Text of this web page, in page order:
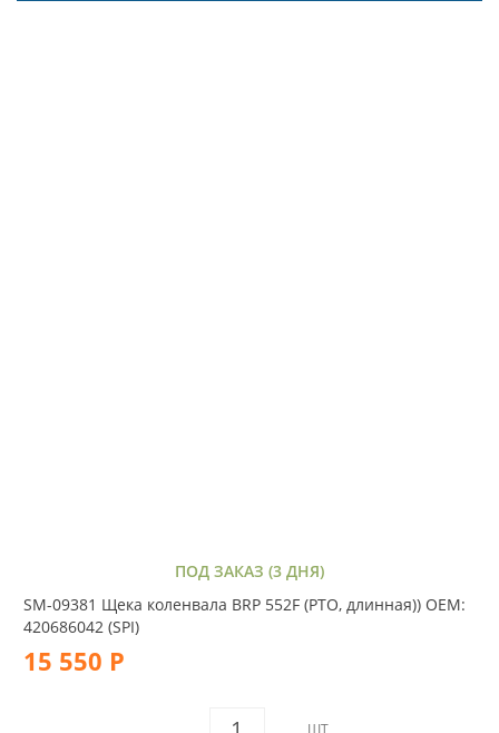
ПОД ЗАКАЗ (3 ДНЯ)
SM-09381 Щека коленвала BRP 552F (PTO, длинная)) OEM:
420686042 (SPI)
15 550 Р
ШТ